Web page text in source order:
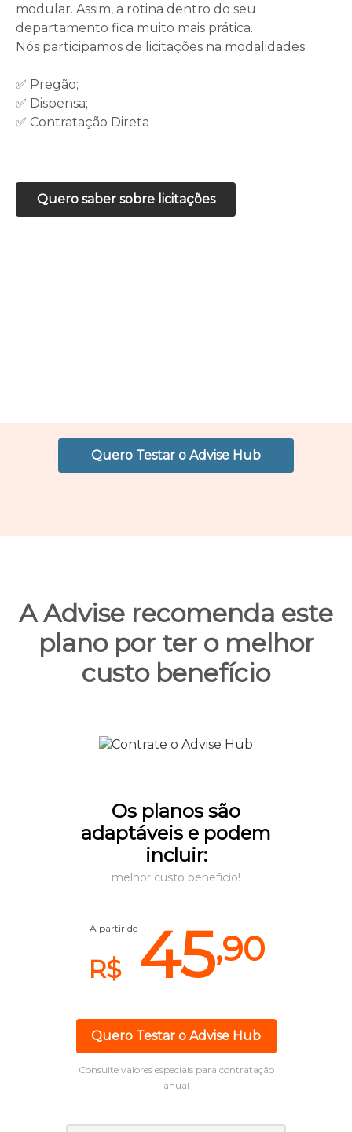
modular. Assim, a rotina dentro do seu
departamento fica muito mais prática.
Nós participamos de licitações na modalidades:
✅ Pregão;
✅ Dispensa;
✅ Contratação Direta
Quero saber sobre licitações
Quero Testar o Advise Hub
A Advise recomenda este
plano por ter o melhor
custo benefício
Os planos são
adaptáveis e podem
incluir:
melhor custo benefício!
A partir de
R$45,90
Quero Testar o Advise Hub
Consulte valores especiais para contratação
anual